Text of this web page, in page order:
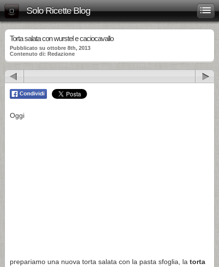
Solo Ricette Blog
Torta salata con wurstel e caciocavallo
Pubblicato su ottobre 8th, 2013
Contenuto di: Redazione
Oggi
prepariamo una nuova torta salata con la pasta sfoglia, la torta